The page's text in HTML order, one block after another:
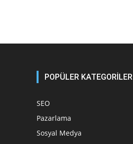
POPÜLER KATEGORİLER
SEO
Pazarlama
Sosyal Medya